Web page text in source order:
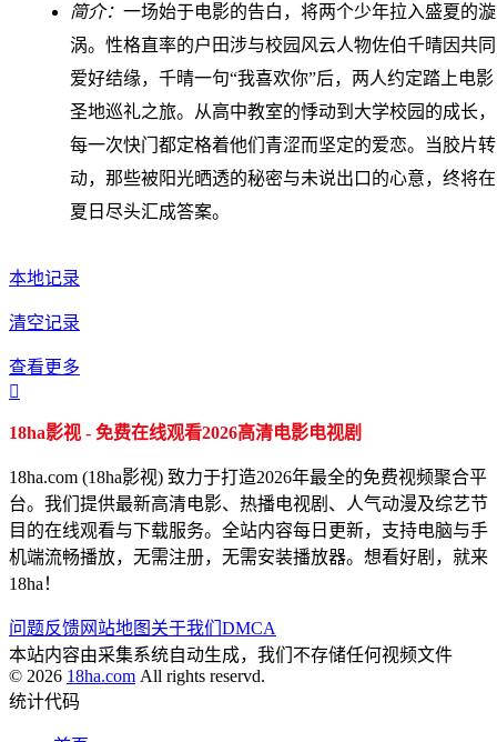
简介： 一场始于电影的告白，将两个少年拉入盛夏的漩
涡。性格直率的户田涉与校园风云人物佐伯千晴因共同
爱好结缘，千晴一句“我喜欢你”后，两人约定踏上电影
圣地巡礼之旅。从高中教室的悸动到大学校园的成长，
每一次快门都定格着他们青涩而坚定的爱恋。当胶片转
动，那些被阳光晒透的秘密与未说出口的心意，终将在
夏日尽头汇成答案。
本地记录
清空记录
查看更多

18ha影视 - 免费在线观看2026高清电影电视剧
18ha.com (18ha影视) 致力于打造2026年最全的免费视频聚合平
台。我们提供最新高清电影、热播电视剧、人气动漫及综艺节
目的在线观看与下载服务。全站内容每日更新，支持电脑与手
机端流畅播放，无需注册，无需安装播放器。想看好剧，就来
18ha！
问题反馈网站地图 关于我们 DMCA
本站内容由采集系统自动生成，我们不存储任何视频文件
© 2026 18ha.com All rights reservd.
统计代码